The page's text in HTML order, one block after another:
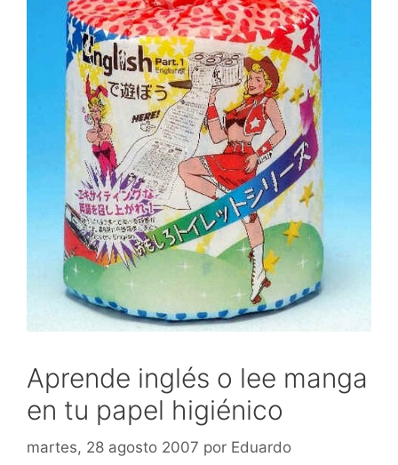
Aprende inglés o lee manga
en tu papel higiénico
martes, 28 agosto 2007 por Eduardo